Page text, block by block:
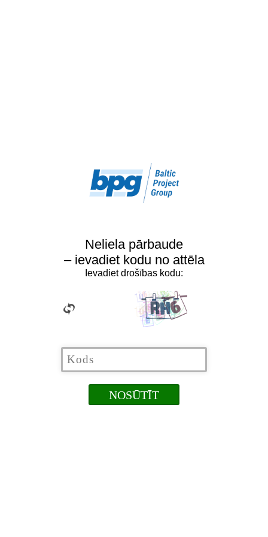
Neliela pārbaude
– ievadiet kodu no attēla
Ievadiet drošības kodu: